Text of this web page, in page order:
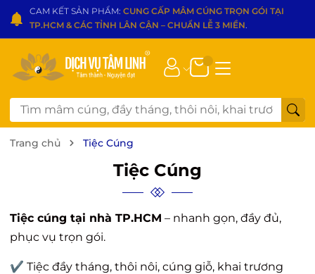
CAM KẾT SẢN PHẨM: CUNG CẤP MÂM CÚNG TRỌN GÓI TẠI
TP.HCM & CÁC TỈNH LÂN CẬN – CHUẨN LỄ 3 MIỀN.
Trang chủ Tiệc Cúng
Tiệc Cúng
Tiệc cúng tại nhà TP.HCM – nhanh gọn, đầy đủ,
phục vụ trọn gói.
✔ Tiệc đầy tháng, thôi nôi, cúng giỗ, khai trương